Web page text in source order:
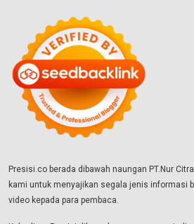
Presisi.co berada dibawah naungan PT.Nur
kami untuk menyajikan segala jenis informasi
video kepada para pembaca.